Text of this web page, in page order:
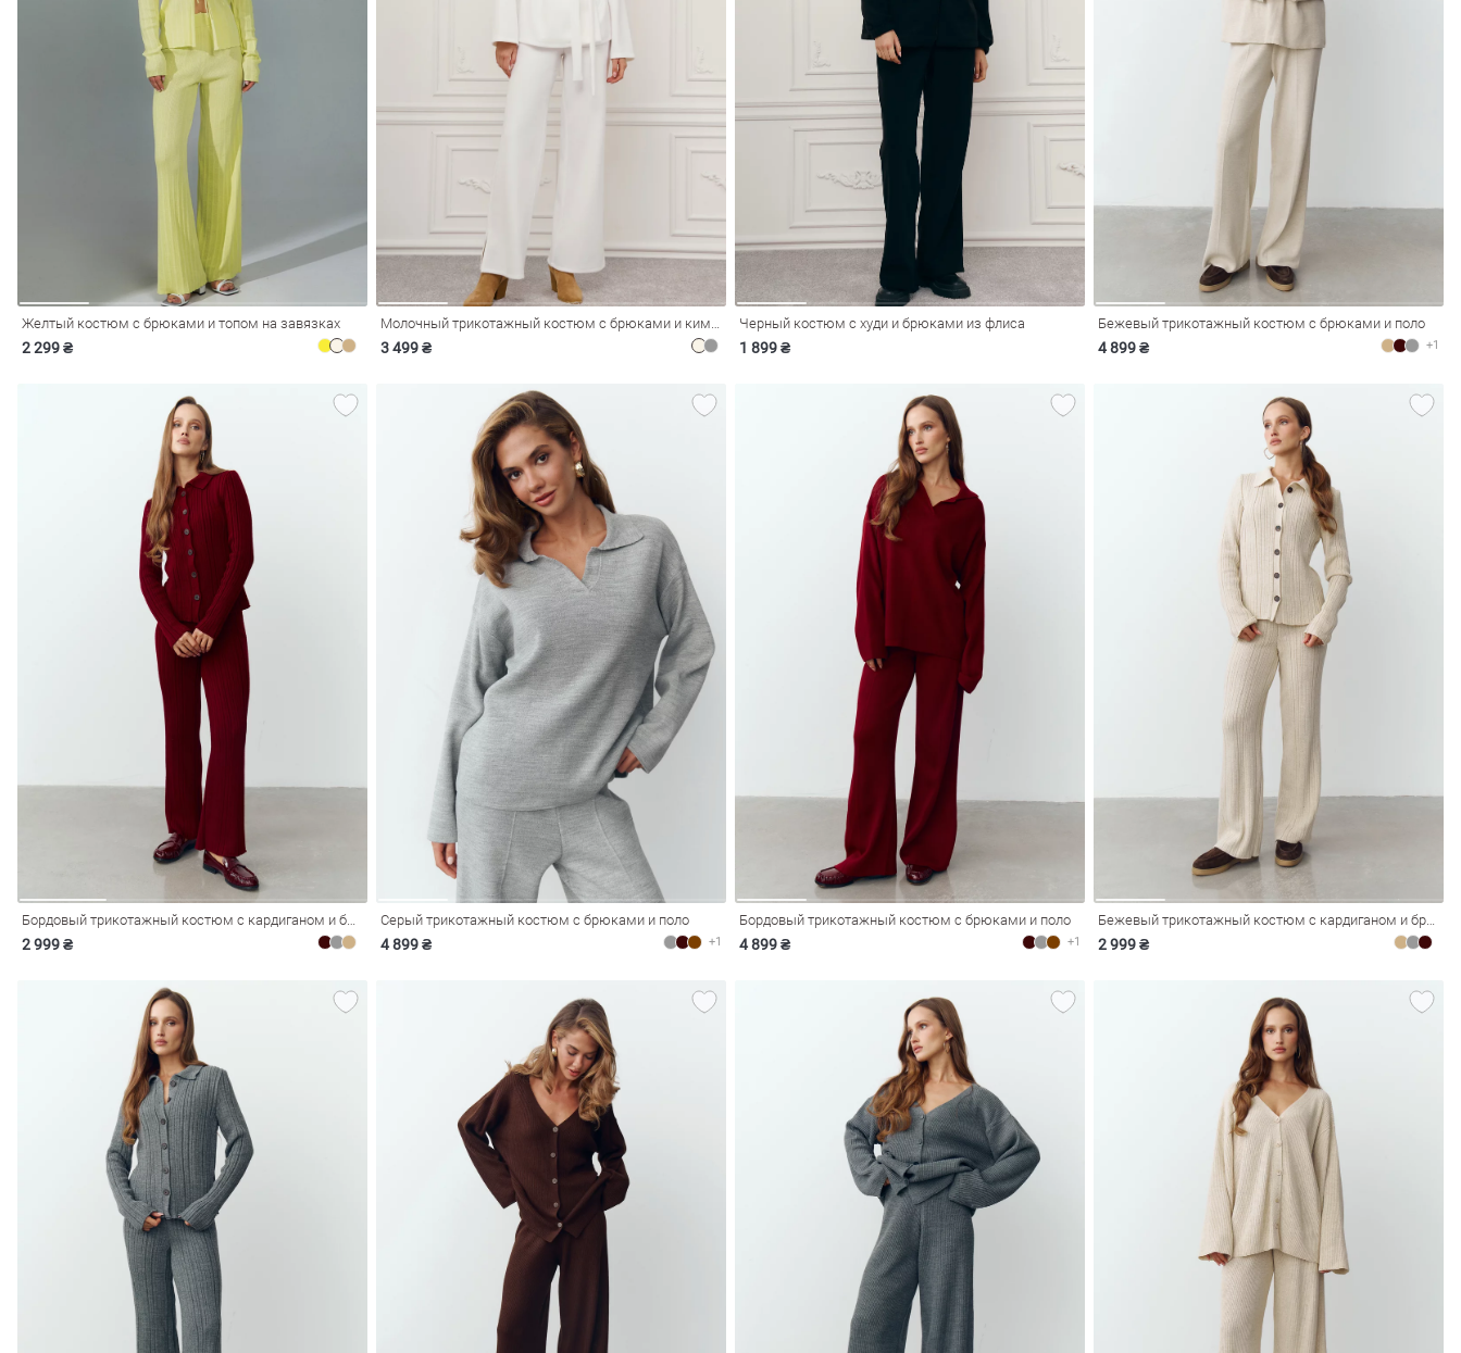
ОчкиКосметика
Желтый костюм с брюками и топом на завязках
2 299 ₴
Молочный трикотажный костюм с брюками и кимоно
3 499 ₴
Черный костюм с худи и брюками из флиса
1 899 ₴
Бежевый трикотажный костюм с брюками и поло
4 899 ₴ +1
Бордовый трикотажный костюм с кардиганом и брюками
2 999 ₴
Серый трикотажный костюм с брюками и поло
4 899 ₴ +1
Бордовый трикотажный костюм с брюками и поло
4 899 ₴ +1
Бежевый трикотажный костюм с кардиганом и брюками
2 999 ₴